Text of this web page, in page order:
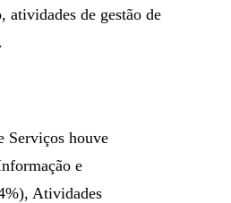
atividades de gestão de
Serviços houve
e
Atividades